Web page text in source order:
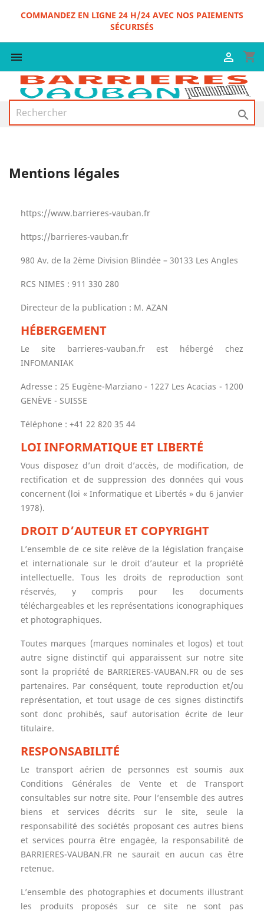
COMMANDEZ EN LIGNE 24 H/24 AVEC NOS PAIEMENTS
SÉCURISÉS
 shopping_cart


Mentions légales
https://www.barrieres-vauban.fr
https://barrieres-vauban.fr
980 Av. de la 2ème Division Blindée – 30133 Les Angles
RCS NIMES : 911 330 280
Directeur de la publication : M. AZAN
HÉBERGEMENT
Le site barrieres-vauban.fr est hébergé chez
INFOMANIAK
Adresse : 25 Eugène-Marziano - 1227 Les Acacias - 1200
GENÈVE - SUISSE
Téléphone : +41 22 820 35 44
LOI INFORMATIQUE ET LIBERTÉ
Vous disposez d’un droit d’accès, de modification, de
rectification et de suppression des données qui vous
concernent (loi « Informatique et Libertés » du 6 janvier
1978).
DROIT D’AUTEUR ET COPYRIGHT
L’ensemble de ce site relève de la législation française
et internationale sur le droit d’auteur et la propriété
intellectuelle. Tous les droits de reproduction sont
réservés, y compris pour les documents
téléchargeables et les représentations iconographiques
et photographiques.
Toutes marques (marques nominales et logos) et tout
autre signe distinctif qui apparaissent sur notre site
sont la propriété de BARRIERES-VAUBAN.FR ou de ses
partenaires. Par conséquent, toute reproduction et/ou
représentation, et tout usage de ces signes distinctifs
sont donc prohibés, sauf autorisation écrite de leur
titulaire.
RESPONSABILITÉ
Le transport aérien de personnes est soumis aux
Conditions Générales de Vente et de Transport
consultables sur notre site. Pour l’ensemble des autres
biens et services décrits sur le site, seule la
responsabilité des sociétés proposant ces autres biens
et services pourra être engagée, la responsabilité de
BARRIERES-VAUBAN.FR ne saurait en aucun cas être
retenue.
L’ensemble des photographies et documents illustrant
les produits proposés sur ce site ne sont pas